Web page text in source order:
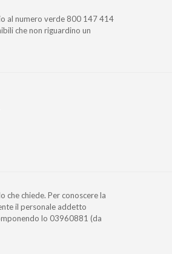
al numero verde 800 147 414
che non riguardino un
che chiede. Per conoscere la
il personale addetto
lo 03960881 (da